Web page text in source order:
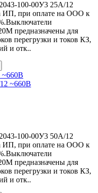
100-00У3 25А/12
ИП, при оплате на ООО к
предназначены для
перегрузки и токов КЗ,
и отк..
~660В
100-00У3 50А/12
ИП, при оплате на ООО к
предназначены для
перегрузки и токов КЗ,
и отк..